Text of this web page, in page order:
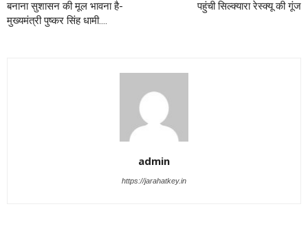
बनाना सुशासन की मूल भावना है-
मुख्यमंत्री पुष्कर सिंह धामी….
पहुंची सिल्क्यारा रेस्क्यू की गूंज
admin
https://jarahatkey.in